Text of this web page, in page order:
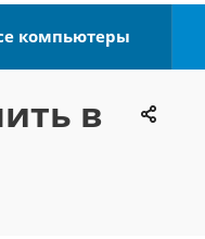
компьютеры
в